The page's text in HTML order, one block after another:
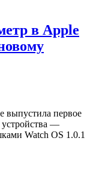
в Apple
выпустила первое
устройства —
Watch OS 1.0.1